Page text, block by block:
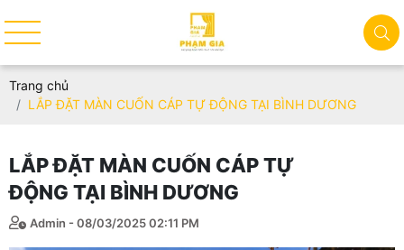
Trang chủ
LẮP ĐẶT MÀN CUỐN CÁP TỰ ĐỘNG TẠI BÌNH DƯƠNG
LẮP ĐẶT MÀN CUỐN CÁP TỰ
ĐỘNG TẠI BÌNH DƯƠNG
Admin - 08/03/2025 02:11 PM